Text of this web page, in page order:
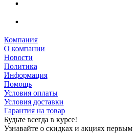
Компания
О компании
Новости
Политика
Информация
Помощь
Условия оплаты
Условия доставки
Гарантия на товар
Будьте всегда в курсе!
Узнавайте о скидках и акциях первым